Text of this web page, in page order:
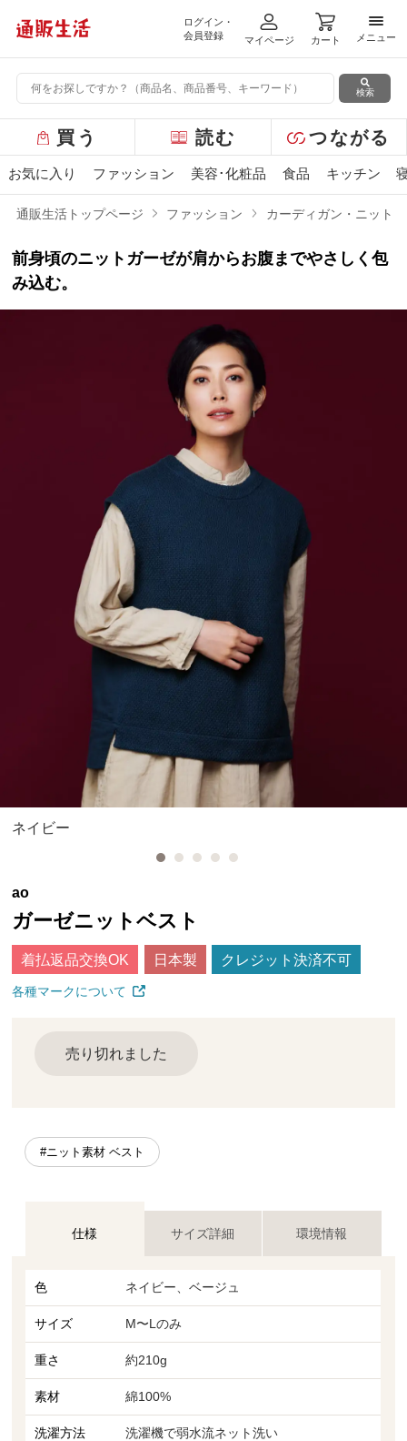
ログイン・
会員登録
マイページ カート
メニ
メニュー
検索
ー
バ
ー
買う 読む つながる
お気に入り ファッション 美容･化粧品 食品 キッチン
通販生活トップページ ファッション カーディガン・ニット
前身頃のニットガーゼが肩からお腹までやさしく包
み込む。
ネイビー
ao
ガーゼニットベスト
着払返品交換OK 日本製 クレジット決済不可
各種マークについて
売り切れました
#ニット素材 ベスト
仕様 サイズ詳細 環境情報
色 ネイビー、ベージュ
サイズ M〜Lのみ
重さ 約210g
素材 綿100%
洗濯方法 洗濯機で弱水流ネット洗い